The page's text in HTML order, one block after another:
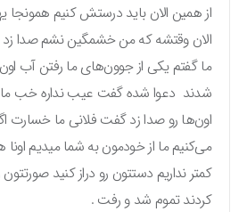
از همین الان باید درستش کنیم همونجا
الان وقتشه که من خشمگین نشم صدا زد
ما گفتم یکی از جوون‌های ما رفتن آب
شدند دعوا شده گفت عیب نداره خب ما
اون‌ها رو صدا زد گفت فلانی ما خسارت
می‌کنیم ما از خودمون به شما میدیم اونا
کمتر نداریم دستتون رو دراز کنید صورتتون
کردند تموم شد و رفت .